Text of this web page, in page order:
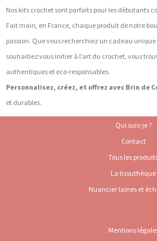
Nos kits crochet sont parfaits pour les débutants
Fait main, en France, chaque produit de notre
passion. Que vous recherchiez un cadeau unique
souhaitiez vous initier à l’art du crochet, vous
authentiques et eco-responsables.
Personnalisez, créez, et offrez avec Brin de
et durables.
Qui suis-je ?
Contact
Tous les
La tissuthèque
Nuancier laines et
Mentions